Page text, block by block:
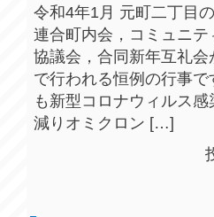
令和4年1月 元町二丁目
連合町内会，コミュニ
協議会，合同新年互礼
で行われる恒例の行事
も新型コロナウィルス
減りオミクロン […]